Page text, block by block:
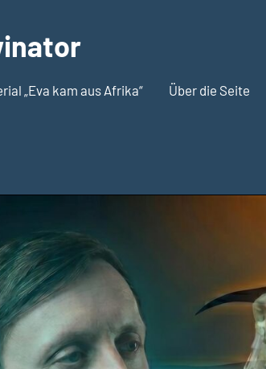
„Eva kam aus Afrika“ Über die Seite